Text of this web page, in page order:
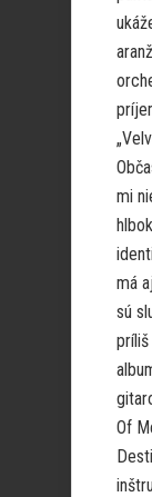
mi
má
sú
Of